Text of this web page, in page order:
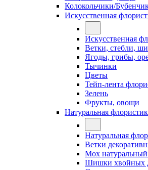
Колокольчики/
Искусственная
Искусственная
Ветки, стебли,
Ягоды, грибы,
Тычинки
Цветы
Тейп-лента
Зелень
Фрукты, овощи
Натуральная
Натуральная
Ветки
Мох
Шишки хвойных